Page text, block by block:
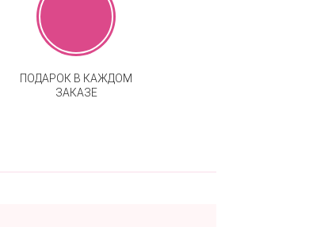
ПОДАРОК В КАЖДОМ
ЗАКАЗЕ